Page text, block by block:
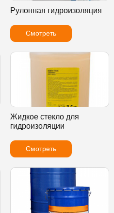
Рулонная гидроизоляция
Смотреть
Жидкое стекло для
гидроизоляции
Смотреть